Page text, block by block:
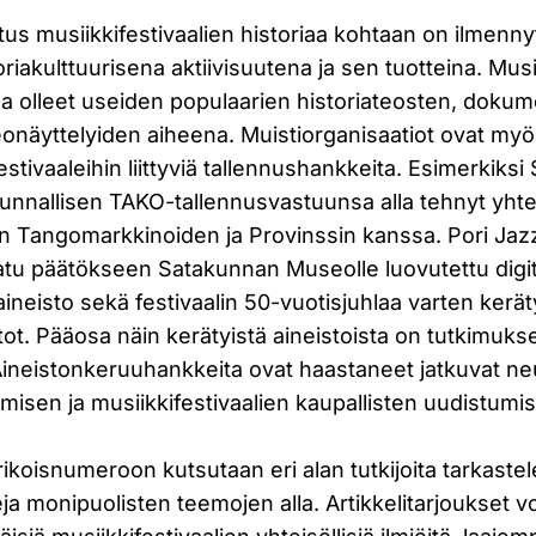
musiikkifestivaalien historiaa kohtaan on
aktiivisuutena ja sen tuotteina.
olleet useiden populaarien historiateosten,
aiheena. Muistiorganisaatiot ovat
liittyviä tallennushankkeita. Esimerkiksi
TAKO-tallennusvastuunsa alla tehnyt
Tangomarkkinoiden ja Provinssin kanssa. Pori
päätökseen Satakunnan Museolle luovutettu
sekä festivaalin 50-vuotisjuhlaa varten
Pääosa näin kerätyistä aineistoista on
ovat haastaneet jatkuvat
ja musiikkifestivaalien kaupallisten
kutsutaan eri alan tutkijoita
monipuolisten teemojen alla. Artikkelitarjoukset